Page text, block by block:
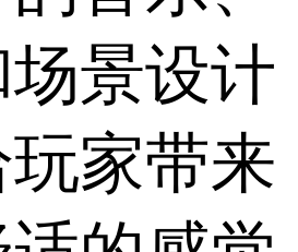
景设计
家带来